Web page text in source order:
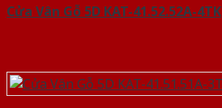
Cửa Vân Gỗ 5D KAT-41.52.52A-4TK